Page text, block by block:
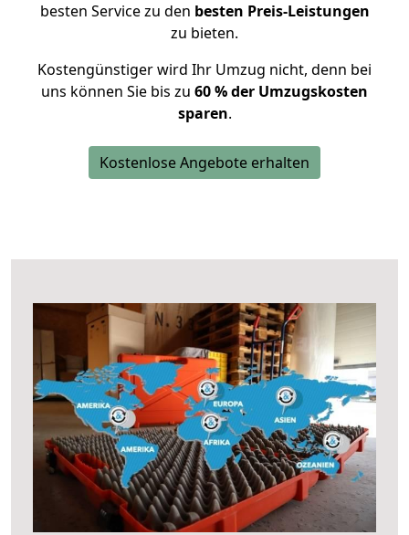
besten Service zu den besten Preis-Leistungen
zu bieten.
Kostengünstiger wird Ihr Umzug nicht, denn bei
uns können Sie bis zu 60 % der Umzugskosten
sparen.
Kostenlose Angebote erhalten